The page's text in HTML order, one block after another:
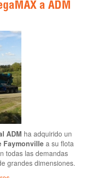
a ADM
ADM ha adquirido un
Faymonville a su flota
todas las demandas
grandes dimensiones.